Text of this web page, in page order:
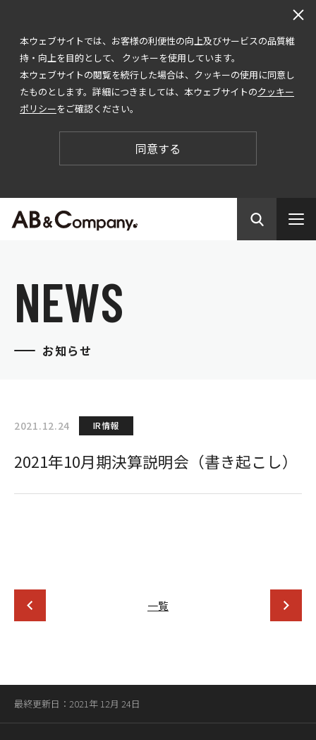
本ウェブサイトでは、お客様の利便性の向上及びサービスの品質維
持・向上を目的として、 クッキーを使用しています。
本ウェブサイトの閲覧を続行した場合は、クッキーの使用に同意し
たものとします。詳細につきましては、本ウェブサイトのクッキー
ポリシーをご確認ください。
同意する
NEWS
お知らせ
2021.12.24 IR情報
2021年10月期決算説明会（書き起こし）
一覧
最終更新日：2021年 12月 24日